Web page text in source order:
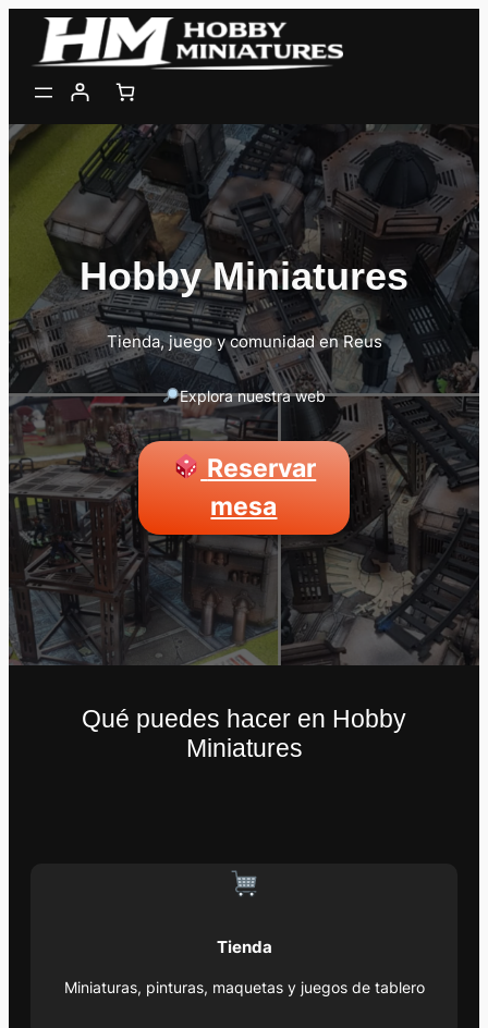
Saltar
contenido
Hobby Miniatures
Tienda, juego y comunidad en Reus
Explora nuestra web
Reservar
mesa
Qué puedes hacer en Hobby
Miniatures
Tienda
Miniaturas, pinturas, maquetas y juegos de tablero